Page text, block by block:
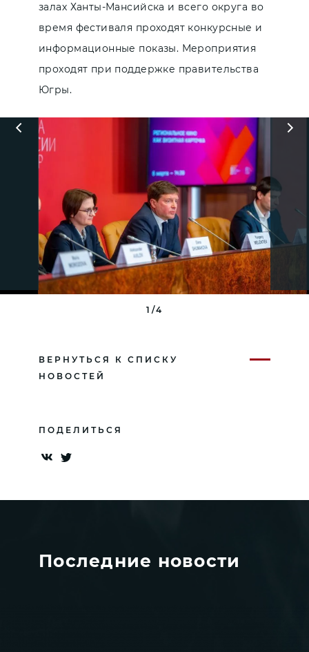
залах Ханты-Мансийска и всего округа во
время фестиваля проходят конкурсные и
информационные показы. Мероприятия
проходят при поддержке правительства
Югры.
1/4
ВЕРНУТЬСЯ К СПИСКУ
НОВОСТЕЙ
ПОДЕЛИТЬСЯ
Последние новости